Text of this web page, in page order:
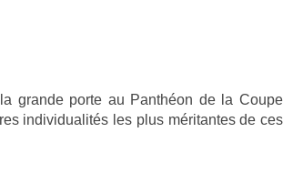
gran­de porte au Panthéon de la Coupe
in­dividualités les plus méritan­tes de ces